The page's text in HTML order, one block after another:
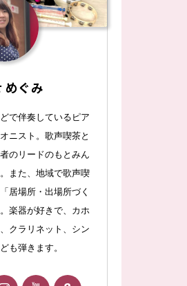
めぐみ
で伴奏しているピア
ニスト。歌声喫茶と
のリードのもとみん
また、地域で歌声喫
居場所・出場所づく
楽器が好きで、カホ
クラリネット、シン
も弾きます。